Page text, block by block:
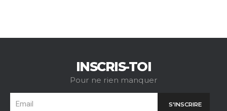
INSCRIS-TOI
Pour ne rien manquer